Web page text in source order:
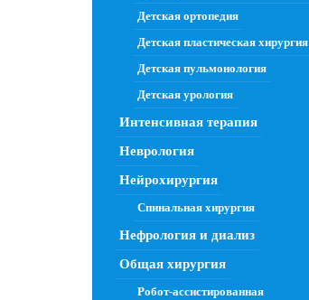
Детская ортопедия
Детская пластическая хирургия
Детская пульмонология
Детская урология
Интенсивная терапия
Неврология
Нейрохирургия
Спинальная хирургия
Нефрология и диализ
Общая хирургия
Робот-ассистированная